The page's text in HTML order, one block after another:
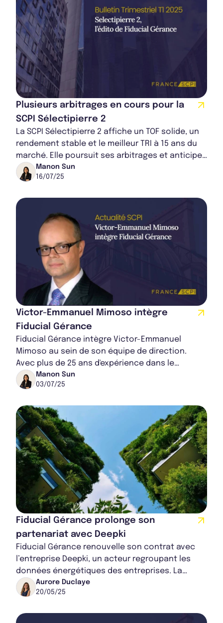
Plusieurs arbitrages en cours pour la
SCPI Sélectipierre 2
La SCPI Sélectipierre 2 affiche un TOF solide, un
rendement stable et le meilleur TRI à 15 ans du
marché. Elle poursuit ses arbitrages et anticipe
les cessions d'actifs. Labellisée...
Manon Sun
16/07/25
Victor-Emmanuel Mimoso intègre
Fiducial Gérance
Fiducial Gérance intègre Victor-Emmanuel
Mimoso au sein de son équipe de direction.
Avec plus de 25 ans d'expérience dans le
contrôle interne et la gestion financière, il
intègre l...
Manon Sun
03/07/25
Fiducial Gérance prolonge son
partenariat avec Deepki
Fiducial Gérance renouvelle son contrat avec
l’entreprise Deepki, un acteur regroupant les
données énergétiques des entreprises. La
société de gestion souhaite ainsi maintenir
son...
Aurore Duclaye
20/05/25